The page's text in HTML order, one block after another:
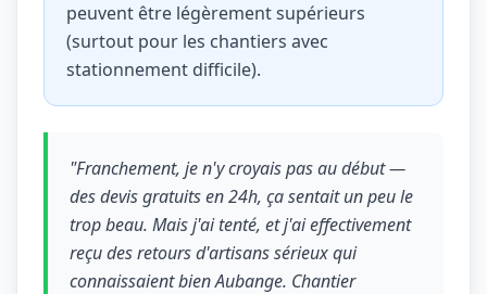
peuvent être légèrement supérieurs
(surtout pour les chantiers avec
stationnement difficile).
"Franchement, je n'y croyais pas au début —
des devis gratuits en 24h, ça sentait un peu le
trop beau. Mais j'ai tenté, et j'ai effectivement
reçu des retours d'artisans sérieux qui
connaissaient bien Aubange. Chantier